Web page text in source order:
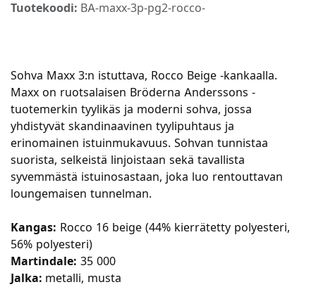
Tuotekoodi: BA-maxx-3p-pg2-rocco-
Sohva Maxx 3:n istuttava, Rocco Beige -kankaalla.
Maxx on ruotsalaisen Bröderna Anderssons -
tuotemerkin tyylikäs ja moderni sohva, jossa
yhdistyvät skandinaavinen tyylipuhtaus ja
erinomainen istuinmukavuus. Sohvan tunnistaa
suorista, selkeistä linjoistaan sekä tavallista
syvemmästä istuinosastaan, joka luo rentouttavan
loungemaisen tunnelman.
Kangas: Rocco 16 beige (44% kierrätetty polyesteri,
56% polyesteri)
Martindale: 35 000
Jalka: metalli, musta